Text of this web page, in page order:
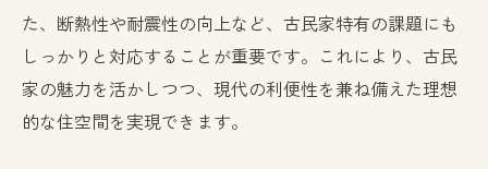
た、断熱性や耐震性の向上など、古民家特有の課題にも
しっかりと対応することが重要です。これにより、古民
家の魅力を活かしつつ、現代の利便性を兼ね備えた理想
的な住空間を実現できます。